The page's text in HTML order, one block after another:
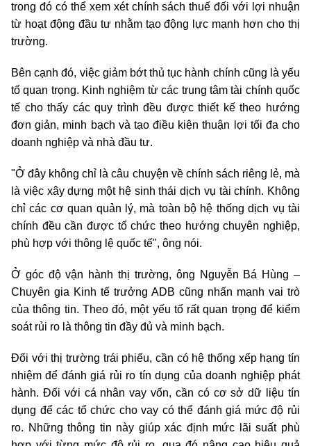
trong đó có thể xem xét chính sách thuế đối với lợi nhuận
từ hoạt động đầu tư nhằm tạo động lực mạnh hơn cho thị
trường.
Bên cạnh đó, việc giảm bớt thủ tục hành chính cũng là yếu
tố quan trọng. Kinh nghiệm từ các trung tâm tài chính quốc
tế cho thấy các quy trình đều được thiết kế theo hướng
đơn giản, minh bạch và tạo điều kiện thuận lợi tối đa cho
doanh nghiệp và nhà đầu tư.
"Ở đây không chỉ là câu chuyện về chính sách riêng lẻ, mà
là việc xây dựng một hệ sinh thái dịch vụ tài chính. Không
chỉ các cơ quan quản lý, mà toàn bộ hệ thống dịch vụ tài
chính đều cần được tổ chức theo hướng chuyên nghiệp,
phù hợp với thông lệ quốc tế", ông nói.
Ở góc độ vận hành thị trường, ông Nguyễn Bá Hùng –
Chuyên gia Kinh tế trưởng ADB cũng nhấn mạnh vai trò
của thông tin. Theo đó, một yếu tố rất quan trọng để kiểm
soát rủi ro là thông tin đầy đủ và minh bạch.
Đối với thị trường trái phiếu, cần có hệ thống xếp hạng tín
nhiệm để đánh giá rủi ro tín dụng của doanh nghiệp phát
hành. Đối với cá nhân vay vốn, cần có cơ sở dữ liệu tín
dụng để các tổ chức cho vay có thể đánh giá mức độ rủi
ro. Những thông tin này giúp xác định mức lãi suất phù